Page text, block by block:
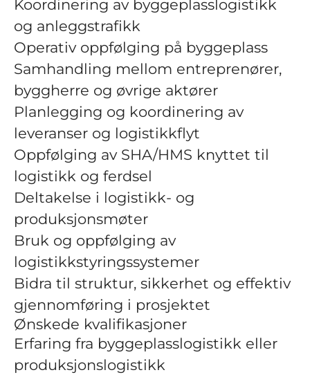
Koordinering av byggeplasslogistikk
og anleggstrafikk
Operativ oppfølging på byggeplass
Samhandling mellom entreprenører,
byggherre og øvrige aktører
Planlegging og koordinering av
leveranser og logistikkflyt
Oppfølging av SHA/HMS knyttet til
logistikk og ferdsel
Deltakelse i logistikk- og
produksjonsmøter
Bruk og oppfølging av
logistikkstyringssystemer
Bidra til struktur, sikkerhet og effektiv
gjennomføring i prosjektet
Ønskede kvalifikasjoner
Erfaring fra byggeplasslogistikk eller
produksjonslogistikk